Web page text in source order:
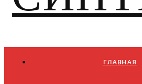
ГЛАВНАЯ